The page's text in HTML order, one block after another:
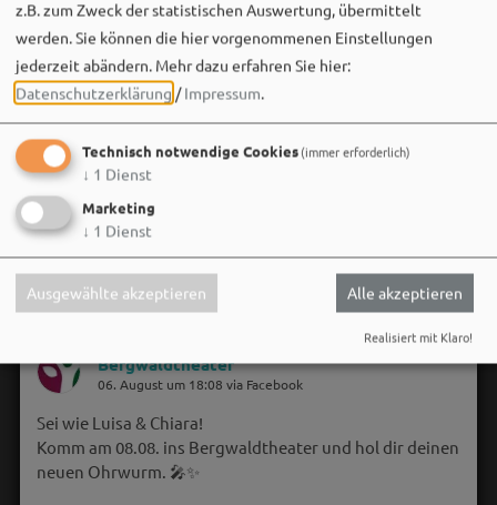
Bergwaldtheater
06. August um 18:08 via Facebook
Sei wie Luisa & Chiara!
Komm am 08.08. ins Bergwaldtheater und hol dir deinen
neuen Ohrwurm. 🎤✨
z.B. zum Zweck der statistischen Auswertung, übermittelt
werden. Sie können die hier vorgenommenen Einstellungen
jederzeit abändern. Mehr dazu erfahren Sie hier:
Datenschutzerklärung /Impressum.
Technisch notwendige Cookies(immer erforderlich)
↓ 1 Dienst
Marketing
↓ 1 Dienst
Ausgewählte akzeptieren Alle akzeptieren
Realisiert mit Klaro!